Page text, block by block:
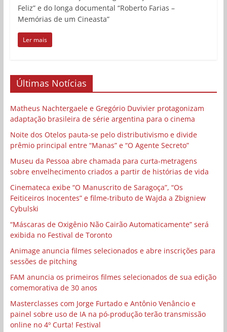
Feliz” e do longa documental “Roberto Farias –
Memórias de um Cineasta”
Ler mais
Últimas Notícias
Matheus Nachtergaele e Gregório Duvivier protagonizam
adaptação brasileira de série argentina para o cinema
Noite dos Otelos pauta-se pelo distributivismo e divide
prêmio principal entre “Manas” e “O Agente Secreto”
Museu da Pessoa abre chamada para curta-metragens
sobre envelhecimento criados a partir de histórias de vida
Cinemateca exibe “O Manuscrito de Saragoça”, “Os
Feiticeiros Inocentes” e filme-tributo de Wajda a Zbigniew
Cybulski
“Máscaras de Oxigênio Não Cairão Automaticamente” será
exibida no Festival de Toronto
Animage anuncia filmes selecionados e abre inscrições para
sessões de pitching
FAM anuncia os primeiros filmes selecionados de sua edição
comemorativa de 30 anos
Masterclasses com Jorge Furtado e Antônio Venâncio e
painel sobre uso de IA na pó-produção terão transmissão
online no 4º Curta! Festival